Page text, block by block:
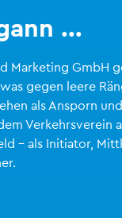
...
Mar­ke­ting GmbH
gegen leere
als An­sporn
Ver­kehrs­ver­ein
– als In­itia­tor,